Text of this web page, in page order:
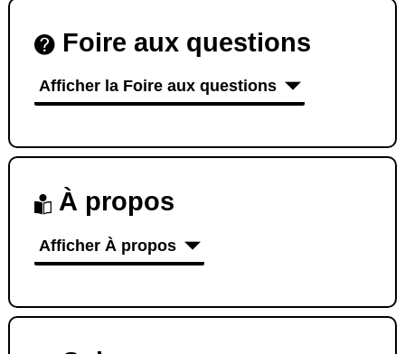
Foire aux questions
Afficher la Foire aux questions
À propos
Afficher À propos